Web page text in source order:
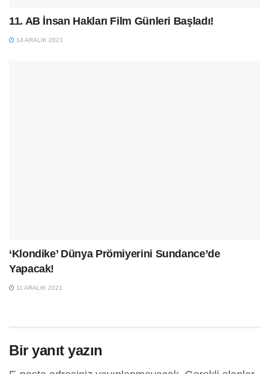
11. AB İnsan Hakları Film Günleri Başladı!
14 ARALIK 2021
‘Klondike’ Dünya Prömiyerini Sundance’de
Yapacak!
11 ARALIK 2021
Bir yanıt yazın